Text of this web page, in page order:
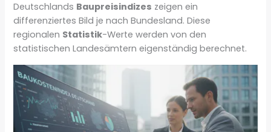
Deutschlands Baupreisindizes zeigen ein
differenziertes Bild je nach Bundesland. Diese
regionalen Statistik-Werte werden von den
statistischen Landesämtern eigenständig berechnet.